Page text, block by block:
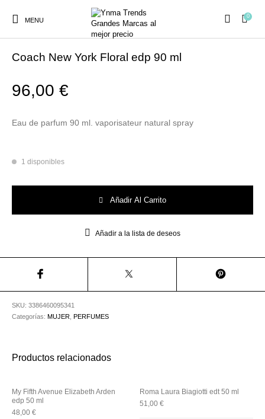
MENU
0
Decoración
AUSTRALIAN GOLD AUTOBRONCEADORES
Peluquería
MUJER
Coach New York Floral edp 90 ml
96,00€
Eau de parfum 90 ml. vaporisateur natural spray
1 disponibles
Añadir Al Carrito
Añadir a la lista de deseos
SKU:3386460095341
Categorías:MUJER ,PERFUMES
Productos relacionados
My Fifth Avenue Elizabeth Arden
edp 50 ml
48,00€
Roma Laura Biagiotti edt 50 ml
51,00 €